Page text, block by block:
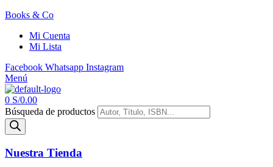
Books & Co
Mi Cuenta
Mi Lista
Facebook Whatsapp Instagram
Menú
0 S/0.00
Búsqueda de productos
Nuestra Tienda